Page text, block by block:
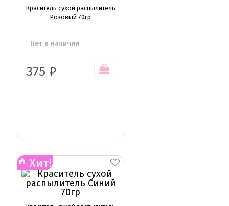
Краситель сухой распылитель
Розовый 70гр
Нет в наличии
375 ₽
Хит!